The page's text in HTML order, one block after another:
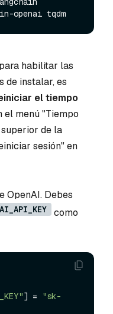
habilitar las
de instalar, es
el tiempo
el menú "Tiempo
de la
sesión" en
OpenAI. Debes
como
] =
"sk-